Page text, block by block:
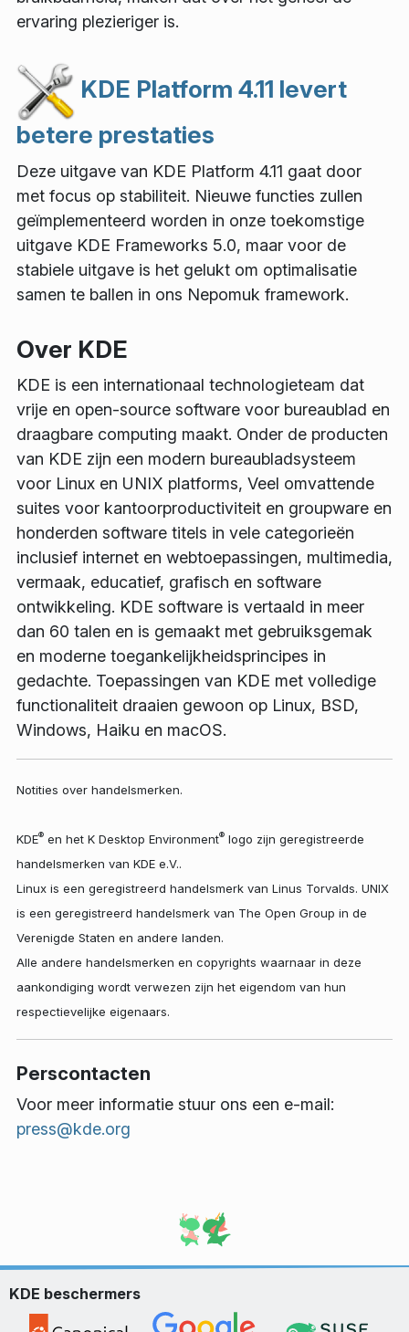
ervaring plezieriger is.
KDE Platform 4.11 levert
betere prestaties
Deze uitgave van KDE Platform 4.11 gaat door
met focus op stabiliteit. Nieuwe functies zullen
geïmplementeerd worden in onze toekomstige
uitgave KDE Frameworks 5.0, maar voor de
stabiele uitgave is het gelukt om optimalisatie
samen te ballen in ons Nepomuk framework.
Over KDE
KDE is een internationaal technologieteam dat
vrije en open-source software voor bureaublad en
draagbare computing maakt. Onder de producten
van KDE zijn een modern bureaubladsysteem
voor Linux en UNIX platforms, Veel omvattende
suites voor kantoorproductiviteit en groupware en
honderden software titels in vele categorieën
inclusief internet en webtoepassingen, multimedia,
vermaak, educatief, grafisch en software
ontwikkeling. KDE software is vertaald in meer
dan 60 talen en is gemaakt met gebruiksgemak
en moderne toegankelijkheidsprincipes in
gedachte. Toepassingen van KDE met volledige
functionaliteit draaien gewoon op Linux, BSD,
Windows, Haiku en macOS.
Notities over handelsmerken.
KDE® en het K Desktop Environment® logo zijn geregistreerde
handelsmerken van KDE e.V..
Linux is een geregistreerd handelsmerk van Linus Torvalds. UNIX
is een geregistreerd handelsmerk van The Open Group in de
Verenigde Staten en andere landen.
Alle andere handelsmerken en copyrights waarnaar in deze
aankondiging wordt verwezen zijn het eigendom van hun
respectievelijke eigenaars.
Perscontacten
Voor meer informatie stuur ons een e-mail:
press@kde.org
KDE beschermers